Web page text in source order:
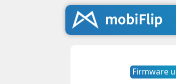
Firmware